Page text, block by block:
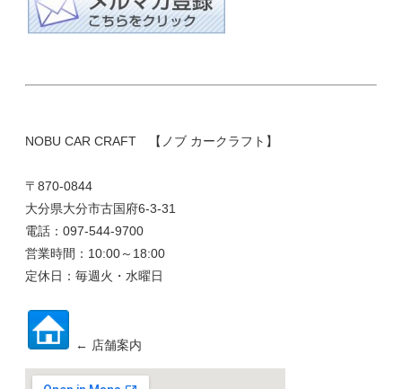
NOBU CAR CRAFT 【ノブ カークラフト】
〒870-0844
大分県大分市古国府6-3-31
電話：097-544-9700
営業時間：10:00～18:00
定休日：毎週火・水曜日
← 店舗案内